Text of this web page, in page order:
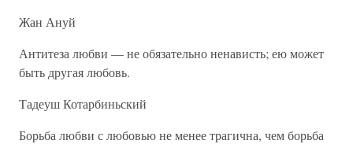
Жан Ануй
Антитеза любви — не обязательно ненависть; ею может
быть другая любовь.
Тадеуш Котарбиньский
Борьба любви с любовью не менее трагична, чем борьба